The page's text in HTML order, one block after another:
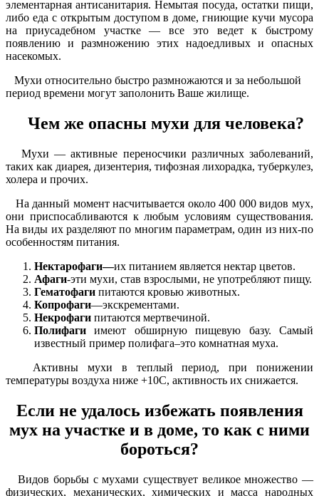
элементарная антисанитария. Немытая посуда, остатки пищи,
либо еда с открытым доступом в доме, гниющие кучи мусора
на приусадебном участке — все это ведет к быстрому
появлению и размножению этих надоедливых и опасных
насекомых.
Мухи относительно быстро размножаются и за небольшой
период времени могут заполонить Ваше жилище.
Чем же опасны мухи для человека?
Мухи — активные переносчики различных заболеваний,
таких как диарея, дизентерия, тифозная лихорадка, туберкулез,
холера и прочих.
На данный момент насчитывается около 400 000 видов мух,
они приспосабливаются к любым условиям существования.
На виды их разделяют по многим параметрам, один из них-по
особенностям питания.
Нектарофаги—их питанием является нектар цветов.
Афаги-эти мухи, став взрослыми, не употребляют пищу.
Гематофаги питаются кровью животных.
Копрофаги—экскрементами.
Некрофаги питаются мертвечиной.
Полифаги имеют обширную пищевую базу. Самый
известный пример полифага–это комнатная муха.
Активны мухи в теплый период, при понижении
температуры воздуха ниже +10С, активность их снижается.
Если не удалось избежать появления
мух на участке и в доме, то как с ними
бороться?
Видов борьбы с мухами существует великое множество —
физических, механических, химических и масса народных